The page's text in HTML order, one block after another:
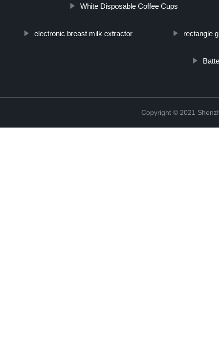
White Disposable Coffee Cups
electronic breast milk extractor rectangle
Copyright © 2021